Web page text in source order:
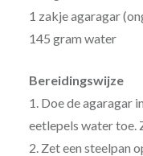
1 zakje agaragar
145 gram water
Bereidingswijze
1. Doe de agaragar
eetlepels water toe.
2. Zet een steelpan